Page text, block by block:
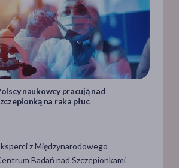
naukowcy pracują nad
na raka płuc
z Międzynarodowego
Badań nad Szczepionkami